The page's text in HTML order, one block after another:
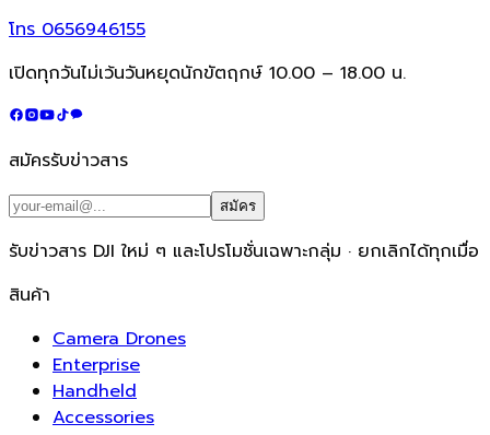
โทร0656946155
เปิดทุกวันไม่เว้นวันหยุดนักขัตฤกษ์ 10.00 – 18.00 น.
สมัครรับข่าวสาร
สมัคร
รับข่าวสาร DJI ใหม่ ๆ และโปรโมชั่นเฉพาะกลุ่ม · ยกเลิกได้ทุกเมื่อ
สินค้า
Camera Drones
Enterprise
Handheld
Accessories